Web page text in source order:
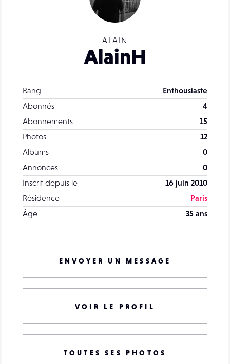
ALAIN
AlainH
Rang
Enthousiaste
Abonnés
4
Abonnements
15
Photos
12
Albums
0
Annonces
0
Inscrit depuis le
16 juin 2010
Résidence
Paris
Âge
35 ans
ENVOYER UN MESSAGE
VOIR LE PROFIL
TOUTES SES PHOTOS